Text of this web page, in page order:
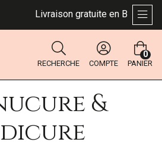
Livraison gratuite en
RECHERCHE COMPTE PANIER
0
&